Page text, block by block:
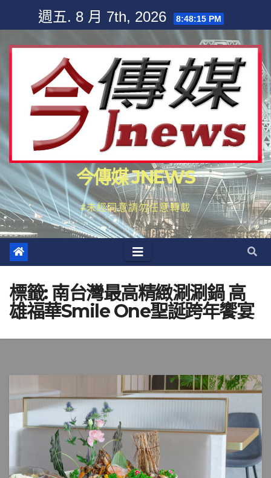
content
週五. 8 月 7th, 2026 8:48:15 PM
今傳媒 JNEWS
#未經同意請勿任意轉載
標籤:南台灣最高精緻涮涮鍋 高
雄福華Smile One聖誕跨年饗宴